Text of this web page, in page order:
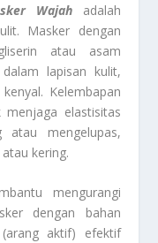
Wajahadalah
Masker dengan
atau asam
lapisan kulit,
Kelembapan
elastisitas
mengelupas,
kering.
mengurangi
dengan bahan
aktif) efektif